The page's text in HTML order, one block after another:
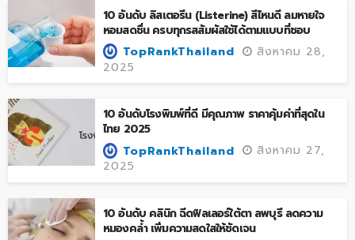
10 อันดับ ลิสเตอรีน (Listerine) สีไหนดี ลมหายใจ
หอมสดชื่น ครบทุกรสสัมผัสใช้ได้ตามแบบที่ชอบ
TopRankThailand
สิงหาคม 28,
2025
10 อันดับโรงพิมพ์ที่ดี มีคุณภาพ ราคาคุ้มค่าที่สุดใน
ไทย 2025
TopRankThailand
สิงหาคม 27,
2025
10 อันดับ คลินิก ฉีดฟิลเลอร์ใต้ตา ลพบุรี ลดความ
หมองคล้ำ เพิ่มความสดใสให้ชัดเจน